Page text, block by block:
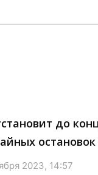
до
2023, 14:57